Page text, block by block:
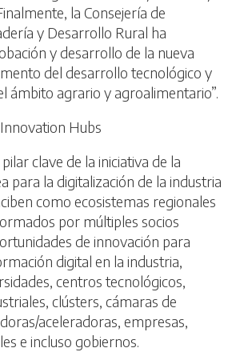
la Consejería de
y Desarrollo Rural ha
y desarrollo de la nueva
del desarrollo tecnológico y
ámbito agrario y agroalimentario”.
Hubs
clave de la iniciativa de la
para la digitalización de la industria
como ecosistemas regionales
por múltiples socios
de innovación para
digital en la industria,
centros tecnológicos,
clústers, cámaras de
aceleradoras, empresas,
e incluso gobiernos.